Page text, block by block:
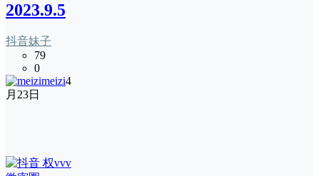
2023.9.5
抖音妹子
79
0
meizi4
月23日